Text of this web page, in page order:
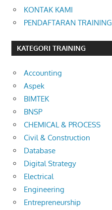
KONTAK KAMI
PENDAFTARAN TRAINING
KATEGORI TRAINING
Accounting
Aspek
BIMTEK
BNSP
CHEMICAL & PROCESS
Civil & Construction
Database
Digital Strategy
Electrical
Engineering
Entrepreneurship